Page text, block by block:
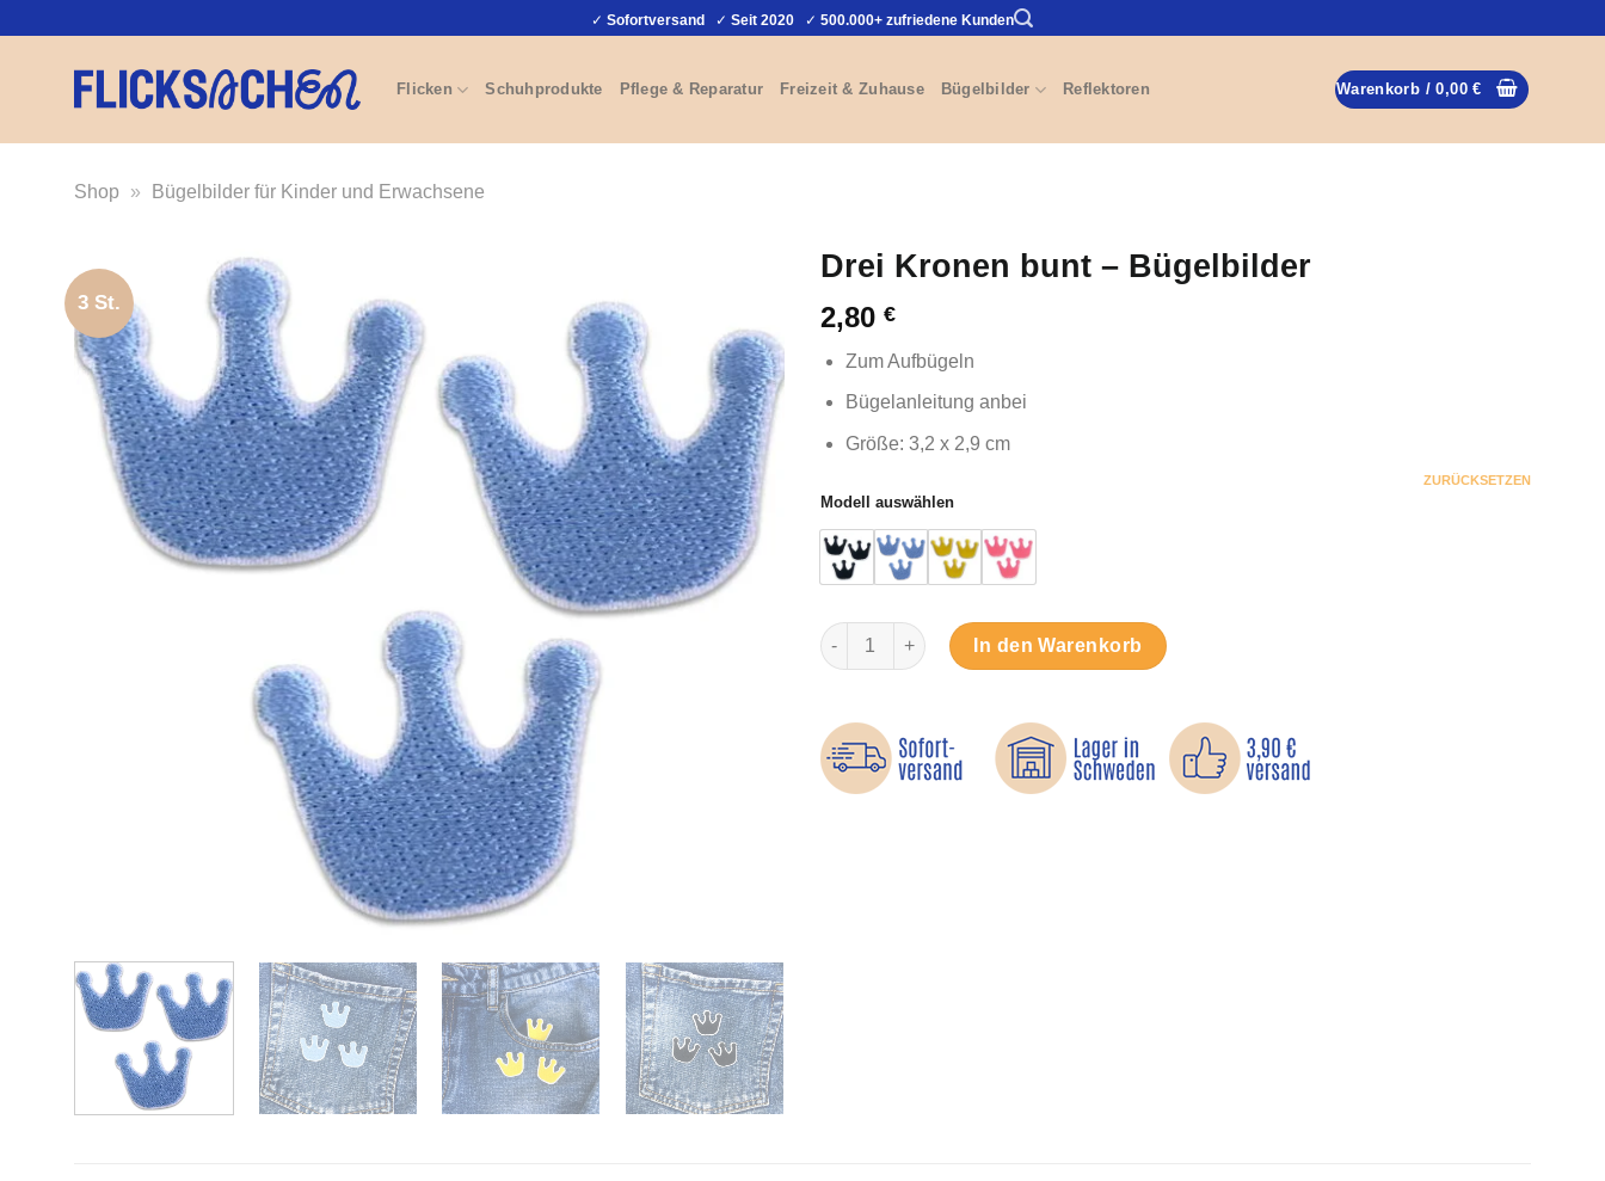
✓ Sofortversand ✓ Seit 2020 ✓ 500.000+ zufriedene Kunden
Flicken Schuhprodukte Pflege & Reparatur Freizeit & Zuhause Bügelbilder Reflektoren Warenkorb /0,00€
Shop » Bügelbilder für Kinder und Erwachsene
3 St.
Drei Kronen bunt – Bügelbilder
2,80 €
Zum Aufbügeln
Bügelanleitung anbei
Größe: 3,2 x 2,9 cm
Modell auswählen
ZURÜCKSETZEN
Drei Kronen bunt - Bügelbilder Menge
In den Warenkorb